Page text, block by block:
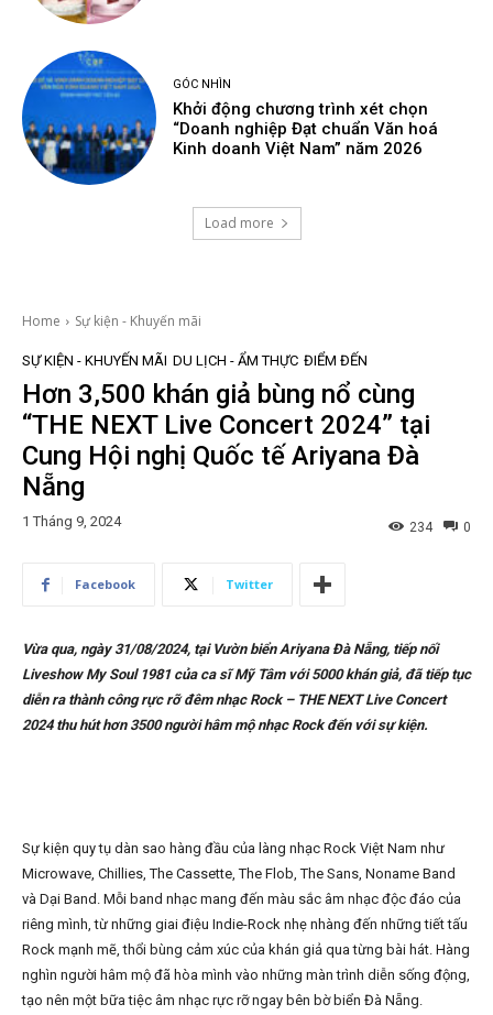
GÓC NHÌN
Khởi động chương trình xét chọn
“Doanh nghiệp Đạt chuẩn Văn hoá
Kinh doanh Việt Nam” năm 2026
Load more